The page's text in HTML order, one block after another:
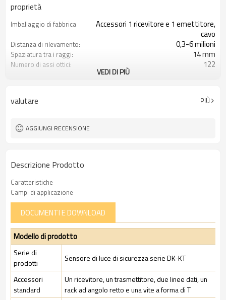
proprietà
Imballaggio di fabbrica
Accessori 1 ricevitore e 1 emettitore,
cavo
Distanza di rilevamento: 0,3-6 milioni
Spaziatura tra i raggi: 14 mm
Numero di assi ottici: 122
Spina di interfaccia Dotato di connettore M8
VEDI DI PIÙ
valutare PIÙ
AGGIUNGI RECENSIONE
Descrizione Prodotto
Caratteristiche
Campi di applicazione
DOCUMENTI E DOWNLOAD
Modello di prodotto
Serie di
prodotti
Sensore di luce di sicurezza serie DK-KT
Accessori
standard
Un ricevitore, un trasmettitore, due linee dati, un
rack ad angolo retto e una vite a forma di T